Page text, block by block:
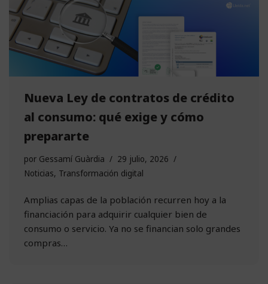
Nueva Ley de contratos de crédito
al consumo: qué exige y cómo
prepararte
por Gessamí Guàrdia
29 julio, 2026
Noticias, Transformación digital
Amplias capas de la población recurren hoy a la
financiación para adquirir cualquier bien de
consumo o servicio. Ya no se financian solo grandes
compras…